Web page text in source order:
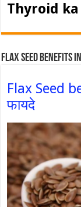
Thyroid ka
Flax Seed Benefits
Flax Seed
फायदे